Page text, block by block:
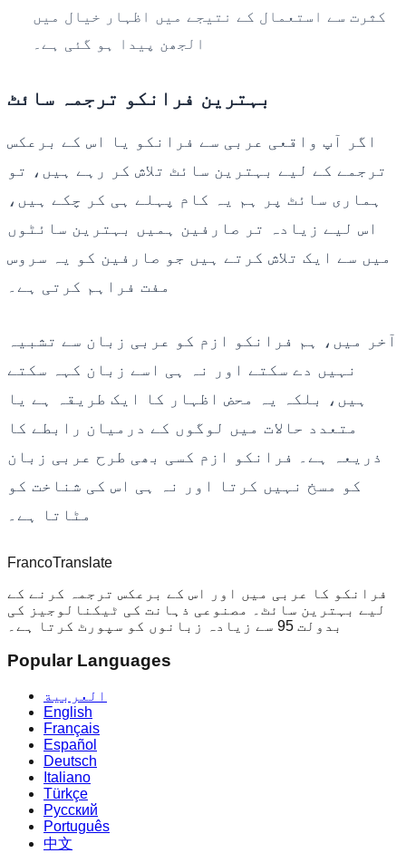
کثرت سے استعمال کے نتیجے میں اظہار خیال میں
الجھن پیدا ہو گئی ہے۔
بہترین فرانکو ترجمہ سائٹ
اگر آپ واقعی عربی سے فرانکو یا اس کے برعکس
ترجمے کے لیے بہترین سائٹ تلاش کر رہے ہیں، تو
ہماری سائٹ پر ہم یہ کام پہلے ہی کر چکے ہیں،
اس لیے زیادہ تر صارفین ہمیں بہترین سائٹوں
میں سے ایک تلاش کرتے ہیں جو صارفین کو یہ سروس
مفت فراہم کرتی ہے۔
آخر میں، ہم فرانکو ازم کو عربی زبان سے تشبیہ
نہیں دے سکتے اور نہ ہی اسے زبان کہہ سکتے
ہیں، بلکہ یہ محض اظہار کا ایک طریقہ ہے یا
متعدد حالات میں لوگوں کے درمیان رابطے کا
ذریعہ ہے۔ فرانکو ازم کسی بھی طرح عربی زبان
کو مسخ نہیں کرتا اور نہ ہی اس کی شناخت کو
مٹاتا ہے۔
FrancoTranslate
فرانکو کا عربی میں اور اس کے برعکس ترجمہ کرنے کے
لیے بہترین سائٹ۔ مصنوعی ذہانت کی ٹیکنالوجیز کی
بدولت 95 سے زیادہ زبانوں کو سپورٹ کرتا ہے۔
Popular Languages
العربية
English
Français
Español
Deutsch
Italiano
Türkçe
Русский
Português
中文